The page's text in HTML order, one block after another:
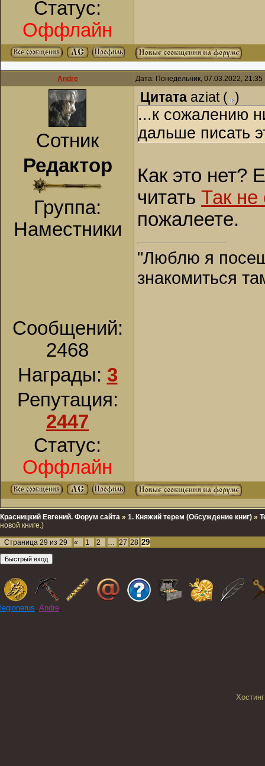
Статус:
Оффлайн
Andre Дата: Понедельник, 07.03.2022,
Сотник
Редактор
Группа:
Наместники
Сообщений:
2468
Награды: 3
Репутация:
2447
Статус:
Оффлайн
Цитата aziat( )
...к сожалению
дальше писать
Как это нет?
читать Так не
пожалеете.
"Люблю я
знакомиться
Красницкий Евгений. Форум сайта » 1. Княжий терем (Обсуждение книг) »
новой книге.)
Страница 29 из 29 « 1 2 … 27 28 29
legionerus, Andre,